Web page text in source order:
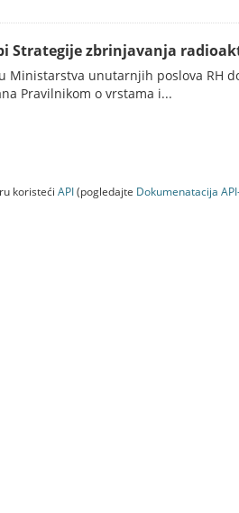
Strategije zbrinjavanja
Ministarstva unutarnjih poslova RH
Pravilnikom o vrstama i...
koristeći API(pogledajte Dokumenаtаcijа